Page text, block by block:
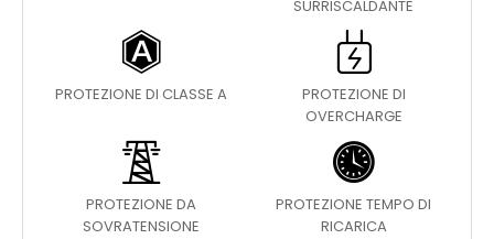
SURRISCALDANTE
PROTEZIONE DI CLASSE A
PROTEZIONE DI
OVERCHARGE
PROTEZIONE DA
SOVRATENSIONE
PROTEZIONE TEMPO DI
RICARICA